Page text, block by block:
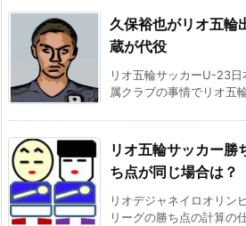
久保裕也がリオ五輪
蔵が代役
リオ五輪サッカーU-23
属クラブの事情でリオ五
リオ五輪サッカー勝
ち点が同じ場合は？
リオデジャネイロオリン
リーグの勝ち点の計算の